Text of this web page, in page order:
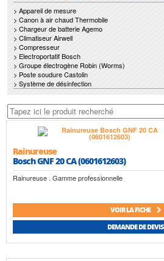
> Appareil de mesure
> Canon à air chaud Thermobile
> Chargeur de batterie Agemo
> Climatiseur Airwell
> Compresseur
> Electroportatif Bosch
> Groupe électrogène Robin (Worms)
> Poste soudure Castolin
> Système de désinfection
Rainureuse
Bosch GNF 20 CA (0601612603)
Rainureuse . Gamme professionnelle
VOIR LA FICHE
DEMANDE DE DEVIS